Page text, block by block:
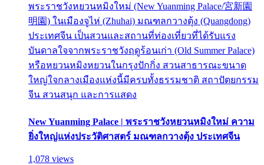
พระราชวังหยวนหมิงใหม่ (New Yuanming Palace/宮新園
明園) ในเมืองจูไห่ (Zhuhai) มณฑลกวางตุ้ง (Quangdong)
ประเทศจีน เป็นสวนและสถานที่ท่องเที่ยวที่ได้รับแรง
บันดาลใจจากพระราชวังฤดูร้อนเก่า (Old Summer Palace)
หรือหยวนหมิงหยวนในกรุงปักกิ่ง สวนสาธารณะขนาด
ใหญ่ใจกลางเมืองแห่งนี้มีครบทั้งธรรมชาติ สถาปัตยกรรม
จีน สวนสนุก และการแสดง
New Yuanming Palace | พระราชวังหยวนหมิงใหม่ ความ
ยิ่งใหญ่แห่งประวัติศาสตร์ มณฑลกวางตุ้ง ประเทศจีน
1,078 views